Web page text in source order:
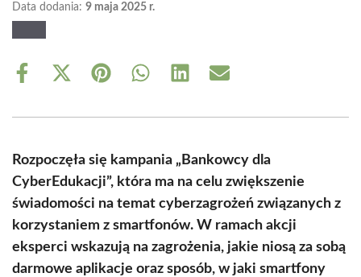
Data dodania: 9 maja 2025 r.
Share
Share
(Twitter)
Share Share Share Share
Rozpoczęła się kampania „Bankowcy dla
CyberEdukacji”, która ma na celu zwiększenie
świadomości na temat cyberzagrożeń związanych z
korzystaniem z smartfonów. W ramach akcji
eksperci wskazują na zagrożenia, jakie niosą za sobą
darmowe aplikacje oraz sposób, w jaki smartfony